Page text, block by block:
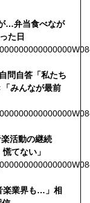
…弁当食べなが
た日
問自答「私たち
みんなが最前
活動の継続
てない」
楽業界も…」相